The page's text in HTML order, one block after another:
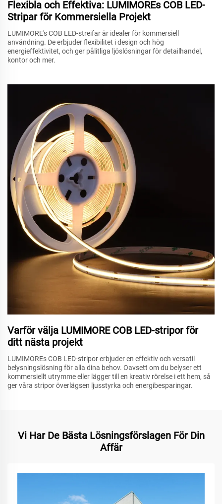
Flexibla och Effektiva: LUMIMOREs COB LED-
Stripar för Kommersiella Projekt
LUMIMORE's COB LED-streifar är idealer för kommersiell
användning. De erbjuder flexibilitet i design och hög
energieffektivitet, och ger pålitliga ljöslösningar för detailhandel,
kontor och mer.
Varför välja LUMIMORE COB LED-stripor för
ditt nästa projekt
LUMIMOREs COB LED-stripor erbjuder en effektiv och versatil
belysningslösning för alla dina behov. Oavsett om du belyser ett
kommersiellt utrymme eller lägger till en kreativ rörelse i ett hem, så
ger våra stripor överlägsen ljusstyrka och energibesparingar.
Vi Har De Bästa Lösningsförslagen För Din
Affär